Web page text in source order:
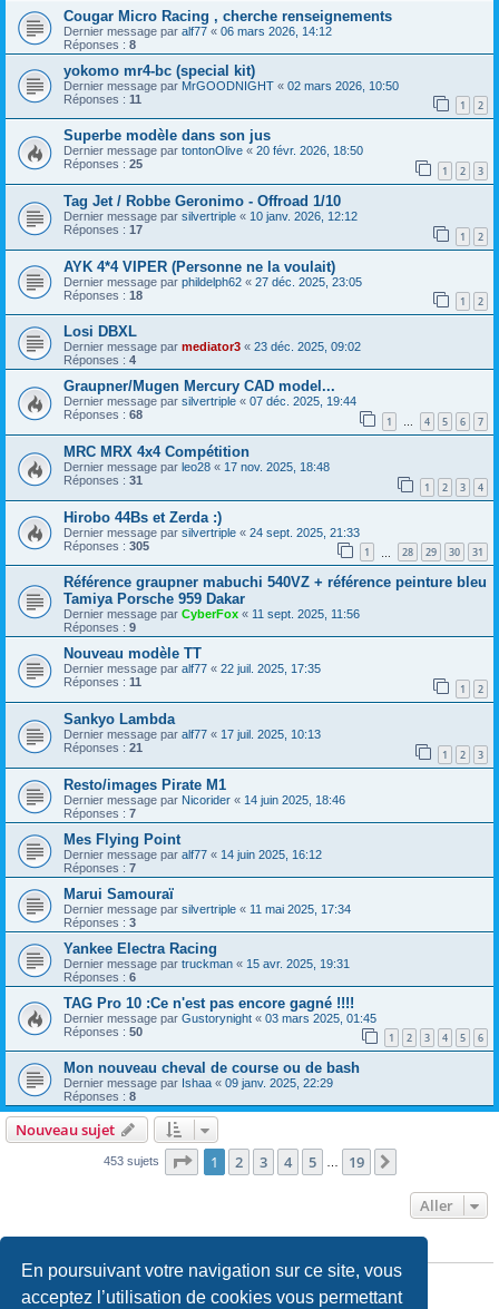
En poursuivant votre navigation sur ce site, vous
acceptez l’utilisation de cookies vous permettant
Cougar Micro Racing , cherche renseignements
Dernier message par alf77 « 06 mars 2026, 14:12
Réponses : 8
yokomo mr4-bc (special kit)
Dernier message par MrGOODNIGHT « 02 mars 2026, 10:50
Réponses : 11 1 2
Superbe modèle dans son jus
Dernier message par tontonOlive « 20 févr. 2026, 18:50
Réponses : 25 1 2 3
Tag Jet / Robbe Geronimo - Offroad 1/10
Dernier message par silvertriple « 10 janv. 2026, 12:12
Réponses : 17 1 2
AYK 4*4 VIPER (Personne ne la voulait)
Dernier message par phildelph62 « 27 déc. 2025, 23:05
Réponses : 18 1 2
Losi DBXL
Dernier message par mediator3 « 23 déc. 2025, 09:02
Réponses : 4
Graupner/Mugen Mercury CAD model...
Dernier message par silvertriple « 07 déc. 2025, 19:44
Réponses : 68 1 … 4 5 6 7
MRC MRX 4x4 Compétition
Dernier message par leo28 « 17 nov. 2025, 18:48
Réponses : 31 1 2 3 4
Hirobo 44Bs et Zerda :)
Dernier message par silvertriple « 24 sept. 2025, 21:33
Réponses : 305 1 28 29 30 31
Référence graupner mabuchi 540VZ + référence peinture bleu
Tamiya Porsche 959 Dakar
Dernier message par CyberFox « 11 sept. 2025, 11:56
Réponses : 9
Nouveau modèle TT
Dernier message par alf77 « 22 juil. 2025, 17:35
Réponses : 11 1 2
Sankyo Lambda
Dernier message par alf77 « 17 juil. 2025, 10:13
Réponses : 21 1 2 3
Resto/images Pirate M1
Dernier message par Nicorider « 14 juin 2025, 18:46
Réponses : 7
Mes Flying Point
Dernier message par alf77 « 14 juin 2025, 16:12
Réponses : 7
Marui Samouraï
Dernier message par silvertriple « 11 mai 2025, 17:34
Réponses : 3
Yankee Electra Racing
Dernier message par truckman « 15 avr. 2025, 19:31
Réponses : 6
TAG Pro 10 :Ce n'est pas encore gagné !!!!
Dernier message par Gustorynight « 03 mars 2025, 01:45
Réponses : 50 1 2 3 4 5 6
Mon nouveau cheval de course ou de bash
Dernier message par Ishaa « 09 janv. 2025, 22:29
Réponses : 8
Nouveau sujet
453 sujets Page 1sur19
1 2 3 4 5 19
Aller
Vousne pouvez paspublier de nouveaux sujets dans ce forum
ne pouvez pasrépondre aux sujets dans ce forum
Vousne pouvez pasmodifier vos messages dans ce forum